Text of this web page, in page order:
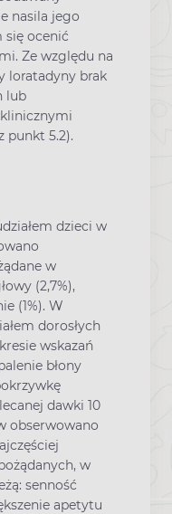
nasila jego
się ocenić
Ze względu na
loratadyny brak
lub
punkt 5.2).
dzieci w
w
(2,7%),
(1%). W
dorosłych
wskazań
błony
dawki 10
obserwowano
w
senność
apetytu